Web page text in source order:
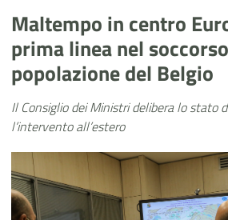
Maltempo in centro
prima linea nel
popolazione del Belgio
Il Consiglio dei Ministri delibera lo stato
l’intervento all’estero